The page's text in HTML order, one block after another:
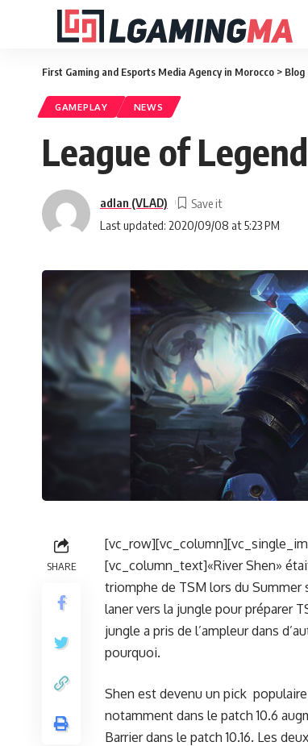
First Gaming and Esports Media Agency in Morocco > Blog
GAMEPLAY NEWS
League of
Last updated: 2020/09/08 at 5:23 PM
adlan (VLAD)
SHARE
[vc_column_text]«River Shen»
triomphe de TSM lors du Summer
laner vers la jungle pour préparer
jungle a pris de l’ampleur dans
pourquoi.
Shen est devenu un pick
notamment dans le patch 10.6
Barrier dans le patch 10.16. Les